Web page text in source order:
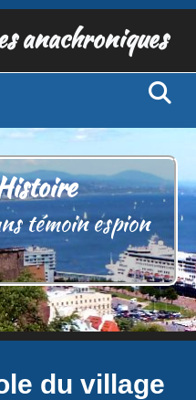
anachroniques
témoin espion
du village